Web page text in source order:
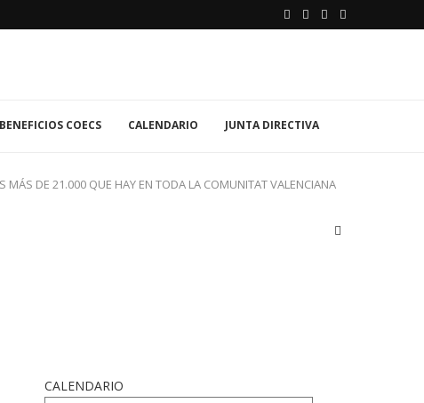
BENEFICIOS COECS CALENDARIO JUNTA DIRECTIVA
DE 21.000 QUE HAY EN TODA LA COMUNITAT VALENCIANA
CALENDARIO